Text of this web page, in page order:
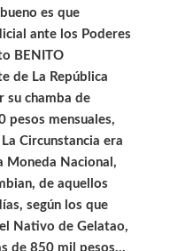
es que
ante los Poderes
BENITO
de La República
su chamba de
pesos mensuales,
Circunstancia era
Moneda Nacional,
de aquellos
según los que
Nativo de Gelatao,
de 850 mil pesos…